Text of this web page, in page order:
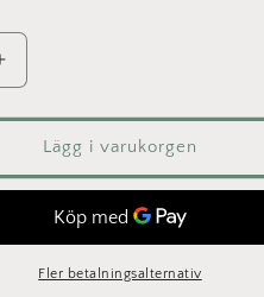
Öka
Sommaraster
Lägg i varukorgen
Fler betalningsalternativ